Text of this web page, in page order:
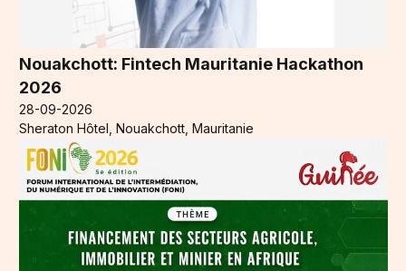
Nouakchott: Fintech Mauritanie Hackathon
2026
28-09-2026
Sheraton Hôtel, Nouakchott, Mauritanie